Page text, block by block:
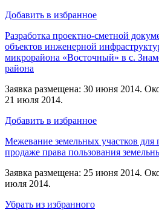
Добавить в избранное
Разработка проектно-сметной
объектов инженерной
микрорайона «Восточный» в с.
района
Заявка размещена: 30 июня 2014.
21 июля 2014.
Добавить в избранное
Межевание земельных участков для
продаже права пользования
Заявка размещена: 25 июня 2014.
июля 2014.
Убрать из избранного